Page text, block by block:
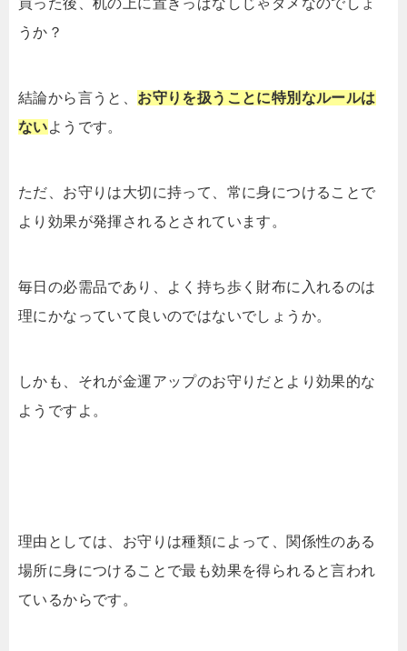
買った後、机の上に置きっぱなしじゃダメなのでしょ
うか？
結論から言うと、 お守りを扱うことに特別なルールは
ないようです。
ただ、お守りは大切に持って、常に身につけることで
より効果が発揮されるとされています。
毎日の必需品であり、よく持ち歩く財布に入れるのは
理にかなっていて良いのではないでしょうか。
しかも、それが金運アップのお守りだとより効果的な
ようですよ。
理由としては、お守りは種類によって、関係性のある
場所に身につけることで最も効果を得られると言われ
ているからです。